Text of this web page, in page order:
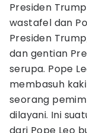
Presiden
wastafel dan
Presiden
dan gentian
serupa. Pope
membasuh
seorang
dilayani. Ini